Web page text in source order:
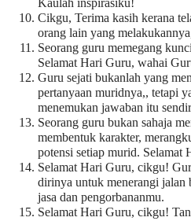
Kaulah inspirasiku!
Cikgu, Terima kasih kerana
orang lain yang
Seorang guru memegang
Selamat Hari Guru, wahai
Guru sejati bukanlah yang
pertanyaan muridnya,, tetapi
menemukan jawaban itu
Seorang guru bukan sahaja
membentuk karakter,
potensi setiap murid. Selamat
Selamat Hari Guru, cikgu!
dirinya untuk menerangi jalan
jasa dan pengorbananmu.
Selamat Hari Guru, cikgu!